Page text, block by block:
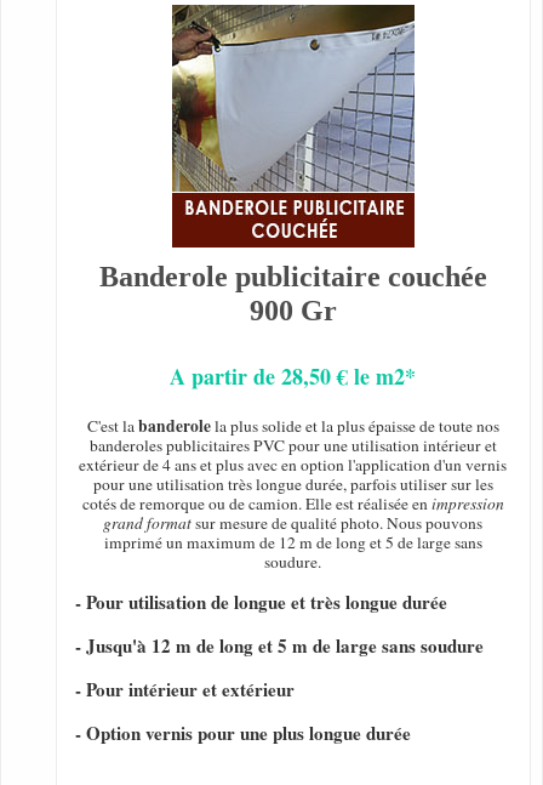
Banderole publicitaire couchée
900 Gr
A partir de 28,50 € le m2*
C'est labanderolela plus solide et la plus épaisse de toute nos
banderoles publicitaires PVC pour une utilisation intérieur et
extérieur de 4 ans et plus avec en option l'application d'un vernis
pour une utilisation très longue durée, parfois utiliser sur les
cotés de remorque ou de camion. Elle est réalisée enimpression
grand formatsur mesure de qualité photo. Nous pouvons
imprimé un maximum de 12 m de long et 5 de large sans
soudure.
- Pour utilisation de longue et très longue durée
- Jusqu'à 12 m de long et 5 m de large sans soudure
- Pour intérieur et extérieur
- Option vernis pour une plus longue durée